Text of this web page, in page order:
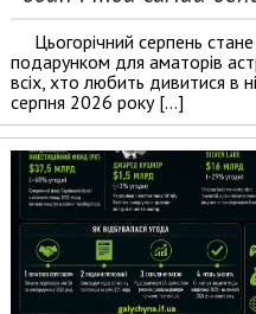
Цьогорічний серпень
подарунком для аматорів
всіх, хто любить дивитися в
серпня 2026 року […]